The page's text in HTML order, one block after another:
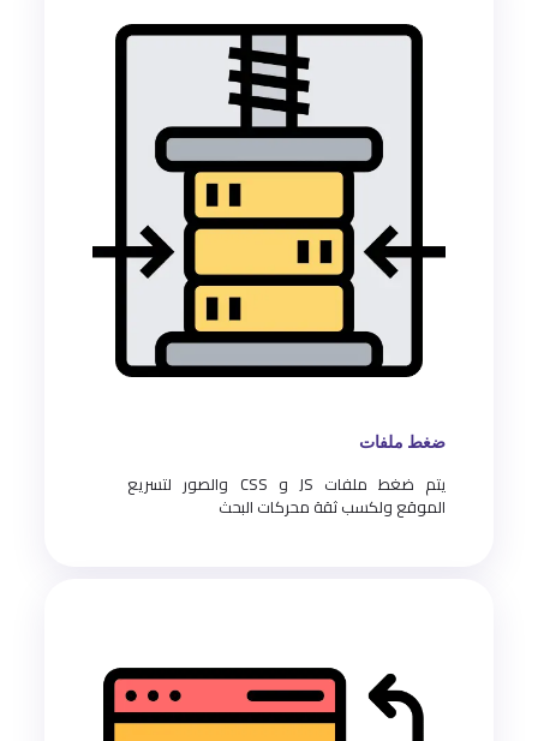
ضغط ملفات
يتم ضغط ملفات JS و CSS والصور لتسريع
الموقع ولكسب ثقة محركات البحث